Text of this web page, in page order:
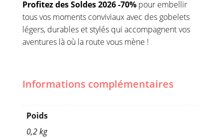
Profitez des Soldes 2026 -70%pour embellir
tous vos moments conviviaux avec des gobelets
légers, durables et stylés qui accompagnent vos
aventures là où la route vous mène !
Informations complémentaires
Poids
0,2 kg